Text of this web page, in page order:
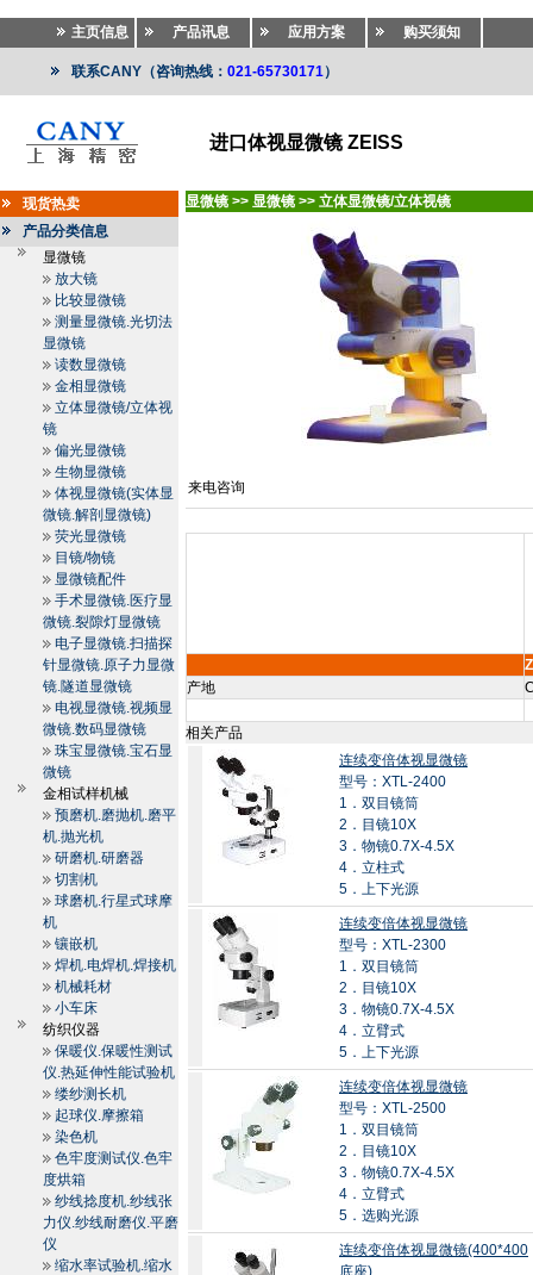
主页信息 产品讯息 应用方案 购买须知
联系CANY（咨询热线： 021-65730171）
进口体视显微镜 ZEISS
现货热卖
产品分类信息
显微镜
放大镜
比较显微镜
测量显微镜.光切法
显微镜
读数显微镜
金相显微镜
立体显微镜/立体视
镜
偏光显微镜
生物显微镜
体视显微镜(实体显
微镜.解剖显微镜)
荧光显微镜
目镜/物镜
显微镜配件
手术显微镜.医疗显
微镜.裂隙灯显微镜
电子显微镜.扫描探
针显微镜.原子力显微
镜.隧道显微镜
电视显微镜.视频显
微镜.数码显微镜
珠宝显微镜.宝石显
微镜
金相试样机械
预磨机.磨抛机.磨平
机.抛光机
研磨机.研磨器
切割机
球磨机.行星式球摩
机
镶嵌机
焊机.电焊机.焊接机
机械耗材
小车床
纺织仪器
保暖仪.保暖性测试
仪.热延伸性能试验机
缕纱测长机
起球仪.摩擦箱
染色机
色牢度测试仪.色牢
度烘箱
纱线捻度机.纱线张
力仪.纱线耐磨仪.平磨
仪
缩水率试验机.缩水
显微镜 >> 显微镜 >> 立体显微镜/立体视镜
来电咨询
产地
相关产品
连续变倍体视显微镜
型号：XTL-2400
1．双目镜筒
2．目镜10X
3．物镜0.7X-4.5X
4．立柱式
5．上下光源
连续变倍体视显微镜
型号：XTL-2300
1．双目镜筒
2．目镜10X
3．物镜0.7X-4.5X
4．立臂式
5．上下光源
连续变倍体视显微镜
型号：XTL-2500
1．双目镜筒
2．目镜10X
3．物镜0.7X-4.5X
4．立臂式
5．选购光源
连续变倍体视显微镜(400*400
底座)